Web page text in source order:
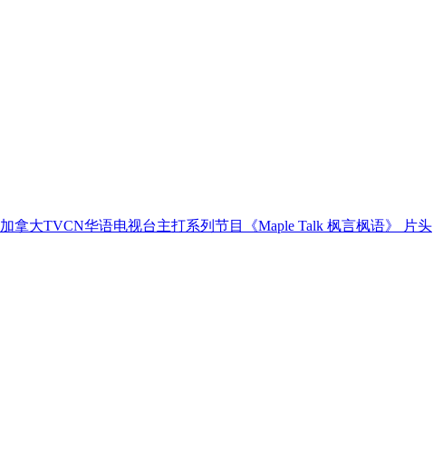
加拿大TVCN华语电视台主打系列节目《Maple Talk 枫言枫语》 片头